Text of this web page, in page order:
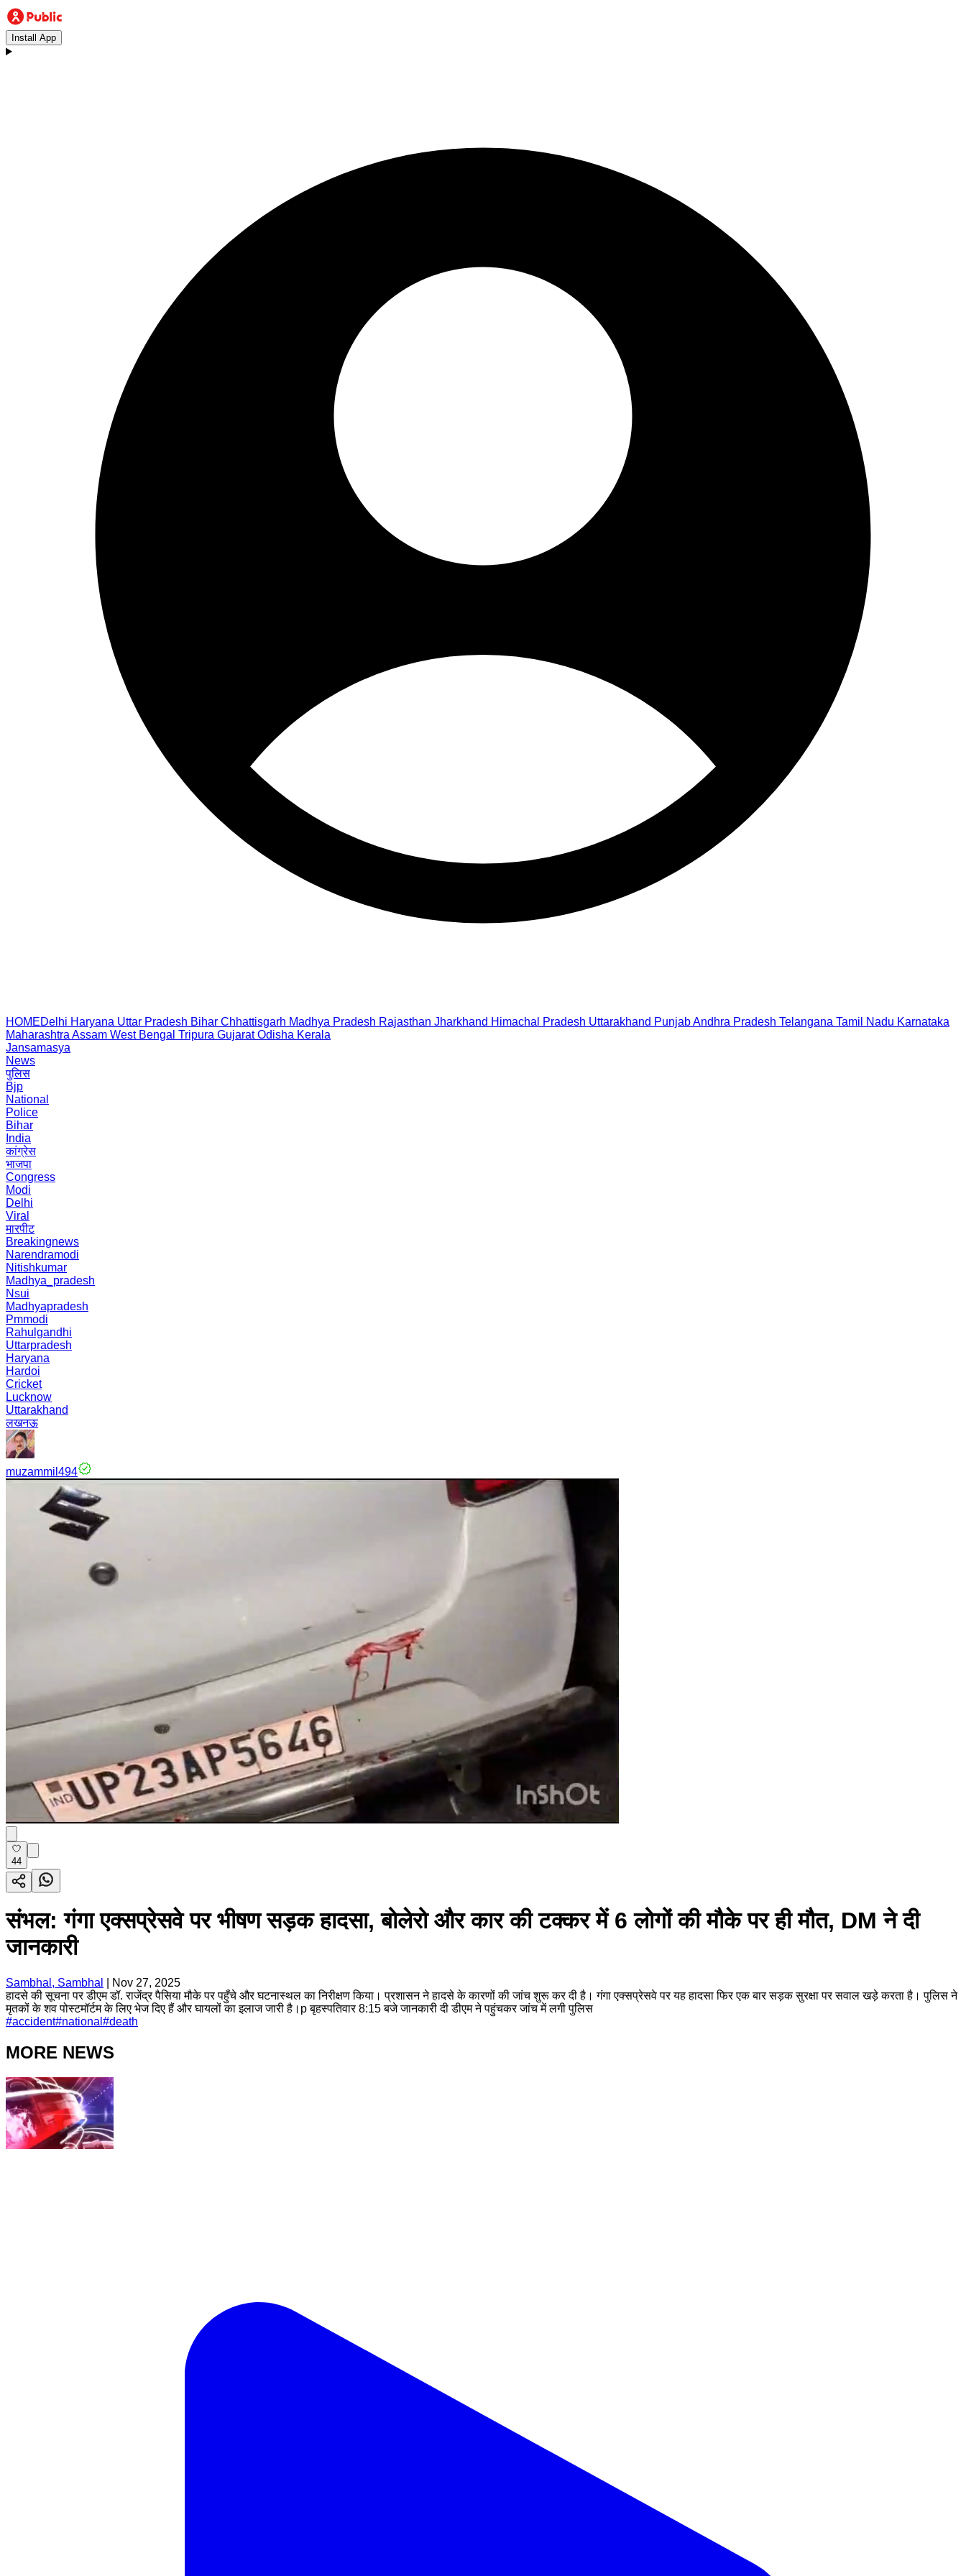
Install App
HOMEDelhi Haryana Uttar Pradesh Bihar Chhattisgarh Madhya Pradesh Rajasthan Jharkhand Himachal Pradesh Uttarakhand PunjabAndhra Pradesh Telangana Tamil Nadu Karnataka
Maharashtra Assam West Bengal Tripura Gujarat Odisha Kerala
Jansamasya
News
पुलिस
Bjp
National
Police
Bihar
India
कांग्रेस
भाजपा
Congress
Modi
Delhi
Viral
मारपीट
Breakingnews
Narendramodi
Nitishkumar
Madhya_pradesh
Nsui
Madhyapradesh
Pmmodi
Rahulgandhi
Uttarpradesh
Haryana
Hardoi
Cricket
Lucknow
Uttarakhand
लखनऊ
muzammil494
44
संभल: गंगा एक्सप्रेसवे पर भीषण सड़क हादसा, बोलेरो और कार की टक्कर में 6 लोगों की मौके पर ही मौत, DM ने दी
जानकारी
Sambhal, Sambhal
Nov 27, 2025
हादसे की सूचना पर डीएम डॉ. राजेंद्र पैसिया मौके पर पहुँचे और घटनास्थल का निरीक्षण किया। प्रशासन ने हादसे के कारणों की जांच शुरू कर दी है। गंगा एक्सप्रेसवे पर यह हादसा फिर एक बार सड़क सुरक्षा पर सवाल खड़े करता है। पुलिस ने
मृतकों के शव पोस्टमॉर्टम के लिए भेज दिए हैं और घायलों का इलाज जारी है।p बृहस्पतिवार 8:15 बजे जानकारी दी डीएम ने पहुंचकर जांच में लगी पुलिस
#accident#national #death
MORE NEWS